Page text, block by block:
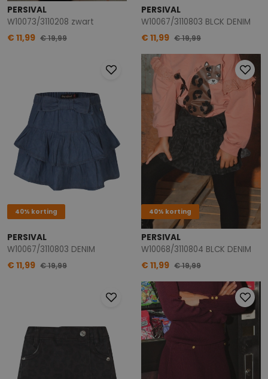
PERSIVAL
W10073/3110208 zwart
€ 11,99 € 19,99
PERSIVAL
W10067/3110803 BLCK DENIM
€ 11,99 € 19,99
40% korting
PERSIVAL
W10067/3110803 DENIM
€ 11,99 € 19,99
40% korting
PERSIVAL
W10068/3110804 BLCK DENIM
€ 11,99 € 19,99